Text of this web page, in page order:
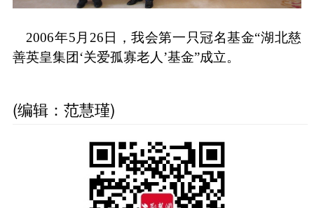
2006年5月26日，我会第一只冠名基金“湖北慈
善英皇集团‘关爱孤寡老人’基金”成立。
(编辑：范慧瑾)